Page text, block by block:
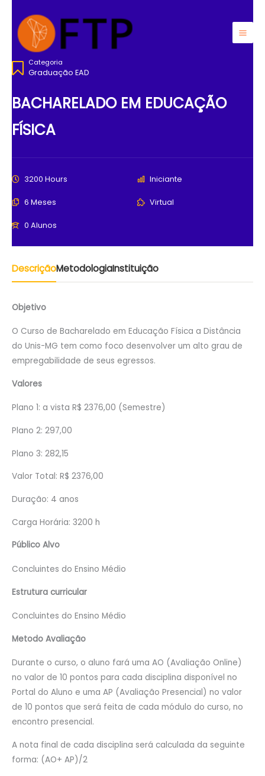
conteúdo
Categoria
Graduação EAD
BACHARELADO EM EDUCAÇÃO
FÍSICA
3200 Hours Iniciante
6 Meses Virtual
0 Alunos
DescriçãoMetodologiaInstituição
Objetivo
O Curso de Bacharelado em Educação Física a Distância
do Unis-MG tem como foco desenvolver um alto grau de
empregabilidade de seus egressos.
Valores
Plano 1: a vista R$ 2376,00 (Semestre)
Plano 2: 297,00
Plano 3: 282,15
Valor Total: R$ 2376,00
Duração: 4 anos
Carga Horária: 3200 h
Público Alvo
Concluintes do Ensino Médio
Estrutura curricular
Concluintes do Ensino Médio
Metodo Avaliação
Durante o curso, o aluno fará uma AO (Avaliação Online)
no valor de 10 pontos para cada disciplina disponível no
Portal do Aluno e uma AP (Avaliação Presencial) no valor
de 10 pontos que será feita de cada módulo do curso, no
encontro presencial.
A nota final de cada disciplina será calculada da seguinte
forma: (AO+ AP)/2